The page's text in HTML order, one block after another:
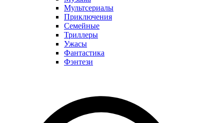
Мультсериалы
Приключения
Семейные
Триллеры
Ужасы
Фантастика
Фэнтези